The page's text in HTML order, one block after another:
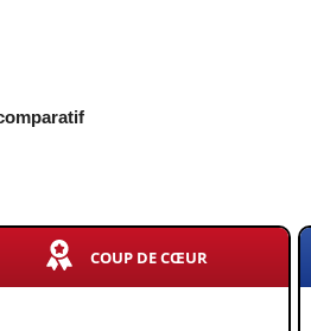
COUP DE CŒUR